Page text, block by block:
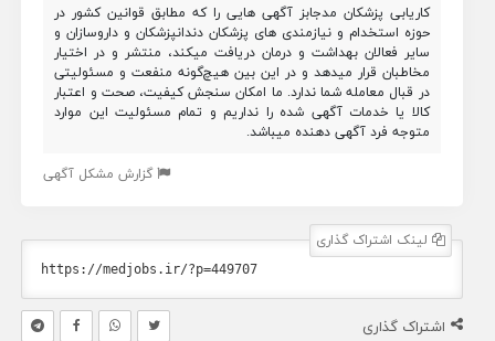
کاریابی پزشکان مدجابز آگهی هایی را که مطابق قوانین کشور در
حوزه استخدام و نیازمندی های پزشکان دندانپزشکان و داروسازان و
سایر فعالان بهداشت و درمان دریافت میکند، منتشر و در اختیار
مخاطبان قرار میدهد و در این بین هیچ‌گونه منفعت و مسئولیتی
در قبال معامله شما ندارد. ما امکان سنجش کیفیت، صحت و اعتبار
کالا یا خدمات آگهی شده را نداریم و تمام مسئولیت این موارد
متوجه فرد آگهی دهنده میباشد.
گزارش مشکل آگهی
لینک اشتراک گذاری
اشتراک گذاری